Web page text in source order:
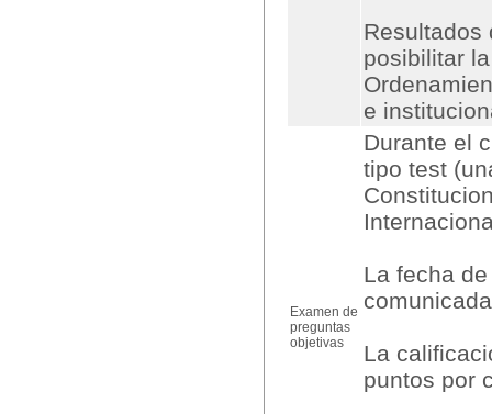
Resultados
posibilitar
e
Examen de
preguntas
objetivas
Durante el
tipo test
La fecha
La
puntos por